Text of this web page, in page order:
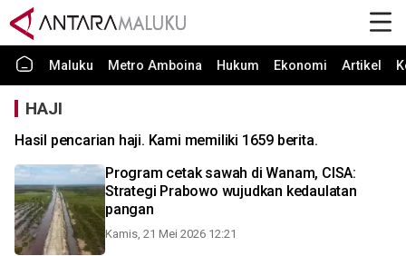
Maluku Metro Amboina Hukum Ekonomi Artikel
HAJI
Hasil pencarian haji. Kami memiliki 1659 berita.
Program cetak sawah di Wanam, CISA:
Strategi Prabowo wujudkan kedaulatan
pangan
Kamis, 21 Mei 2026 12:21